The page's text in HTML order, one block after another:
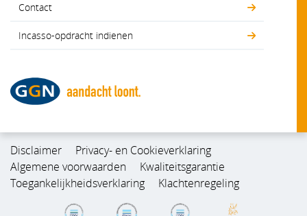
Contact
Incasso-opdracht indienen
Disclaimer
Privacy- en Cookieverklaring
Algemene voorwaarden
Kwaliteitsgarantie
Toegankelijkheidsverklaring
Klachtenregeling